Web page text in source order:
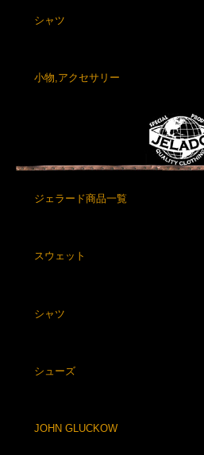
シャツ
小物,アクセサリー
ジェラード商品一覧
スウェット
シャツ
シューズ
JOHN GLUCKOW